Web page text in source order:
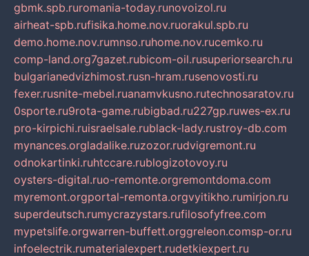
gbmk.spb.ruromania-today.runovoizol.ru
airheat-spb.rufisika.home.nov.ruorakul.spb.ru
demo.home.nov.rumnso.ruhome.nov.rucemko.ru
comp-land.org7gazet.rubicom-oil.rusuperiorsearch.ru
bulgarianedvizhimost.rusn-hram.rusenovosti.ru
fexer.rusnite-mebel.ruanamvkusno.rutechnosaratov.ru
0sporte.ru9rota-game.rubigbad.ru227gp.ruwes-ex.ru
pro-kirpichi.ruisraelsale.rublack-lady.rustroy-db.com
mynances.orgladalike.ruzozor.rudvigremont.ru
odnokartinki.ruhtccare.rublogizotovoy.ru
oysters-digital.ruo-remonte.orgremontdoma.com
myremont.orgportal-remonta.orgvyitikho.rumirjon.ru
superdeutsch.rumycrazystars.rufilosofyfree.com
mypetslife.orgwarren-buffett.orggreleon.comsp-or.ru
infoelectrik.rumaterialexpert.rudetkiexpert.ru